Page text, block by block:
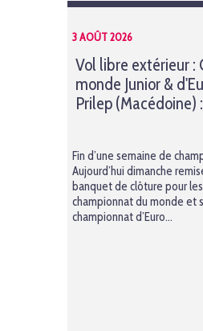
3 AOÛT 2026
Vol libre extérieur :
monde Junior &
Prilep (Macédoine)
Fin d’une semaine de
Aujourd’hui dimanche
banquet de clôture pour
championnat du monde et
championnat d’Euro...